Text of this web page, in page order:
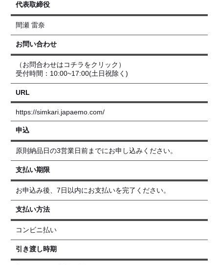
代表取締役
間瀬 雷奈
お問い合わせ
（お問合わせはコチラをクリック）
受付時間：10:00~17:00(土日祝除く)
URL
https://simkari.japaemo.com/
申込
原則納品日の3営業日前までにお申し込みください。
支払い期限
お申込み後、7日以内にお支払いを完了ください。
支払い方法
コンビニ払い
引き渡し時期